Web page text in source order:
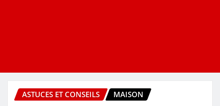
ASTUCES ET CONSEILS MAISON